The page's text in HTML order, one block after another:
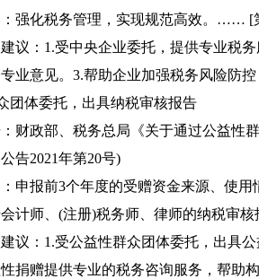
化税务管理，实现规范高效。…… [
：1.受中央企业委托，提供专业税务
业意见。3.帮助企业加强税务风险防
体委托，出具纳税审核报告
政部、税务总局《关于通过公益性
告2021年第20号)
报前3个年度的受赠资金来源、使用
计师、(注册)税务师、律师的纳税审
：1.受公益性群众团体委托，出具公
捐赠提供专业的税务咨询服务，帮助